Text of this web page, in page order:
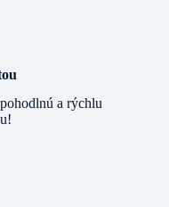
a rýchlu